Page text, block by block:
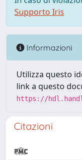
Supporto Iris
Informazioni
Utilizza questo
link a questo
https://
Citazioni